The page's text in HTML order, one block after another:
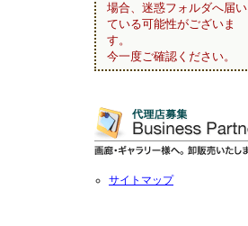
場合、迷惑フォルダへ届い
ている可能性がございま
す。
今一度ご確認ください。
サイトマップ